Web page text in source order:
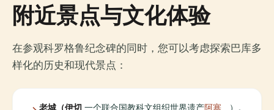
附近景点与文化体验
在参观科罗格鲁纪念碑的同时，您可以考虑探索巴库多
样化的历史和现代景点：
老城（伊切 一个联合国教科文组织世界遗产阿塞
）。